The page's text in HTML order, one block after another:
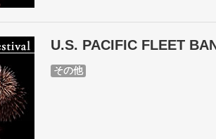
U.S. PACIFIC FLEET
その他